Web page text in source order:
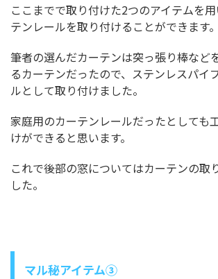
ここまでで取り付けた2つのアイテムを
テンレールを取り付けることができます。
筆者の選んだカーテンは突っ張り棒など
るカーテンだったので、ステンレスパイ
ルとして取り付けました。
家庭用のカーテンレールだったとしても
けができると思います。
これで後部の窓についてはカーテンの取
した。
マル秘アイテム③